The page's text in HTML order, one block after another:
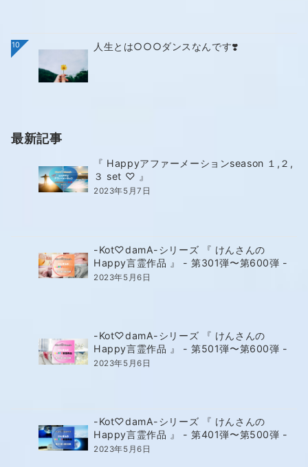
10 人生とは○○○ダンスなんです❣️
最新記事
『 Happyアファーメーションseason １,２,
３ set ♡ 』
2023年5月7日
-Kot♡damA-シリーズ 『 けんさんの
Happy言霊作品 』 - 第301弾〜第600弾 -
2023年5月6日
-Kot♡damA-シリーズ 『 けんさんの
Happy言霊作品 』 - 第501弾〜第600弾 -
2023年5月6日
-Kot♡damA-シリーズ 『 けんさんの
Happy言霊作品 』 - 第401弾〜第500弾 -
2023年5月6日